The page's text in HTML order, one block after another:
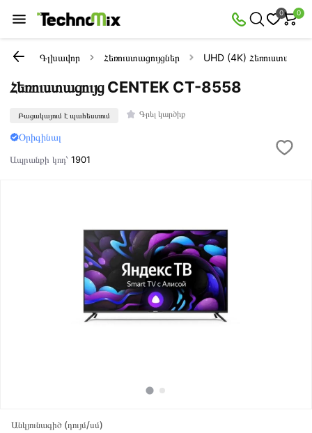
0 0
Գլխավոր Հեռուստացույցներ UHD (4K)
Հեռուստացույց CENTEK CT-8558
Բացակայում է պահեստում Գրել կարծիք
Օրիգինալ
Ապրանքի կոդ՝1901
Անկյունագիծ (դույմ/սմ)